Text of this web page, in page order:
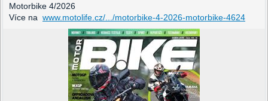
Motorbike 4/2026
Více na www.motolife.cz/.../motorbike-4-2026-motorbike-4624